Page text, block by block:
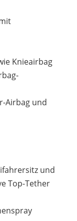
Knieairbag
Airbag und
und
Top-Tether